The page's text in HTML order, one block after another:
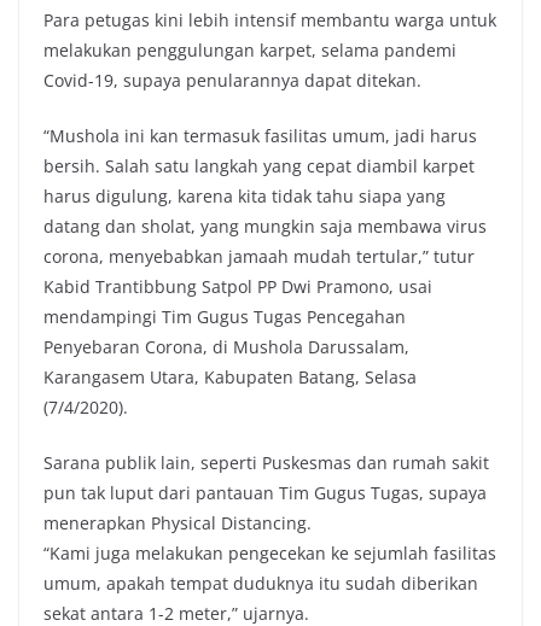
k
p
k
Para petugas kini lebih intensif membantu warga untuk
melakukan penggulungan karpet, selama pandemi
Covid-19, supaya penularannya dapat ditekan.
“Mushola ini kan termasuk fasilitas umum, jadi harus
bersih. Salah satu langkah yang cepat diambil karpet
harus digulung, karena kita tidak tahu siapa yang
datang dan sholat, yang mungkin saja membawa virus
corona, menyebabkan jamaah mudah tertular,” tutur
Kabid Trantibbung Satpol PP Dwi Pramono, usai
mendampingi Tim Gugus Tugas Pencegahan
Penyebaran Corona, di Mushola Darussalam,
Karangasem Utara, Kabupaten Batang, Selasa
(7/4/2020).
Sarana publik lain, seperti Puskesmas dan rumah sakit
pun tak luput dari pantauan Tim Gugus Tugas, supaya
menerapkan Physical Distancing.
“Kami juga melakukan pengecekan ke sejumlah fasilitas
umum, apakah tempat duduknya itu sudah diberikan
sekat antara 1-2 meter,” ujarnya.